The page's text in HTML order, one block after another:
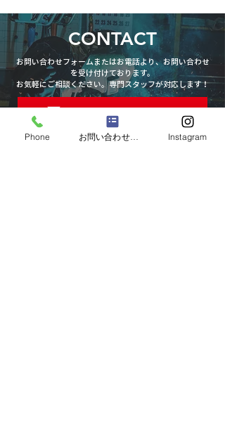
CONTACT
お問い合わせフォームまたはお電話より、お問い合わせ
を受け付けております。
お気軽にご相談ください。専門スタッフが対応します！
お問い合わせフォーム
Phone お問い合わせフォーム Instagram